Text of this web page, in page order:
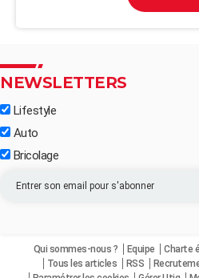
NEWSLETTERS
Lifestyle
Auto
Bricolage
Qui sommes-nous ? Equipe Charte
Tous les articles
RSS